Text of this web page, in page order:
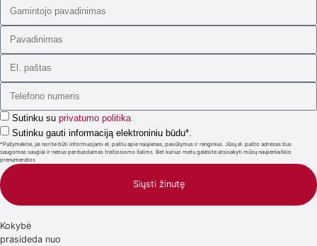
Sutinku su privatumo politika
Sutinku gauti informaciją elektroniniu būdu*.
*Pažymėkite, jei norite būti informuojami el. paštu apie naujienas, pasiūlymus ir renginius. Jūsų el. pašto adresas bus
saugomas saugiai ir nebus perduodamas trečiosioms šalims. Bet kuriuo metu galėsite atsisakyti mūsų naujienlaiškio
prenumeratos
Siųsti žinutę
Kokybė
prasideda nuo